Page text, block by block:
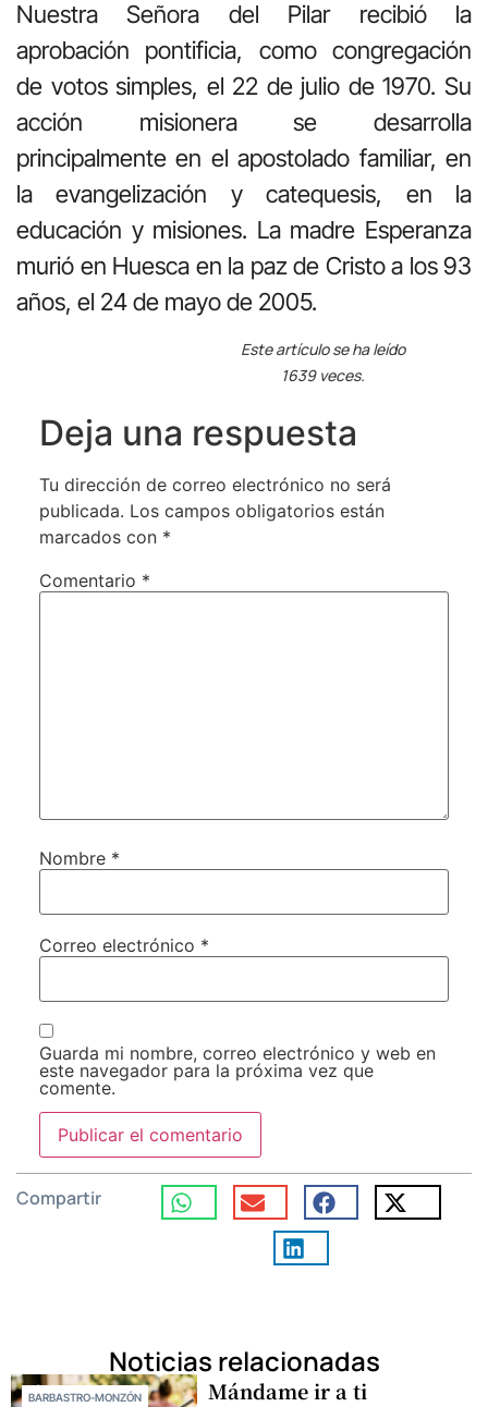
Nuestra Señora del Pilar recibió la
aprobación pontificia, como congregación
de votos simples, el 22 de julio de 1970. Su
acción misionera se desarrolla
principalmente en el apostolado familiar, en
la evangelización y catequesis, en la
educación y misiones. La madre Esperanza
murió en Huesca en la paz de Cristo a los 93
años, el 24 de mayo de 2005.
Este artículo se ha leído
1639 veces.
Deja una respuesta
Tu dirección de correo electrónico no será
publicada. Los campos obligatorios están
marcados con *
Comentario *
Nombre *
Correo electrónico *
Guarda mi nombre, correo electrónico y web en
este navegador para la próxima vez que
comente.
Compartir
Noticias relacionadas
BARBASTRO-MONZÓN Mándame ir a ti